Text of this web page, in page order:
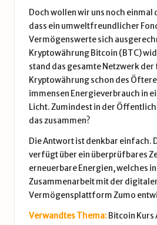
Doch wollen wir uns noch einmal
dass ein umweltfreundlicher
Vermögenswerte sich
Kryptowährung Bitcoin (BTC)
stand das gesamte Netzwerk
Kryptowährung schon des
immensen Energieverbrauch in
Licht. Zumindest in der
das zusammen?
Die Antwort ist denkbar einfach.
verfügt über ein überprüfbares
erneuerbare Energien, welches
Zusammenarbeit mit der
Vermögensplattform Zumo
Verwandtes Thema: Bitcoin Kurs